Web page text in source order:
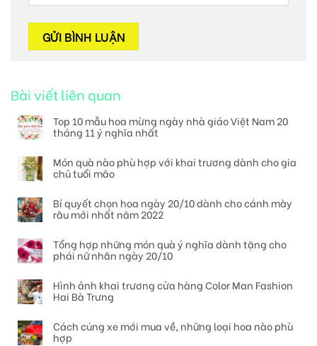
Bài viết liên quan
Top 10 mẫu hoa mừng ngày nhà giáo Việt Nam 20
tháng 11 ý nghĩa nhất
Món quà nào phù hợp với khai trương dành cho gia
chủ tuổi mão
Bí quyết chọn hoa ngày 20/10 dành cho cánh mày
râu mới nhất năm 2022
Tổng hợp những món quà ý nghĩa dành tặng cho
phái nữ nhân ngày 20/10
Hình ảnh khai trương cửa hàng Color Man Fashion
Hai Bà Trưng
Cách cúng xe mới mua về, những loại hoa nào phù
hợp